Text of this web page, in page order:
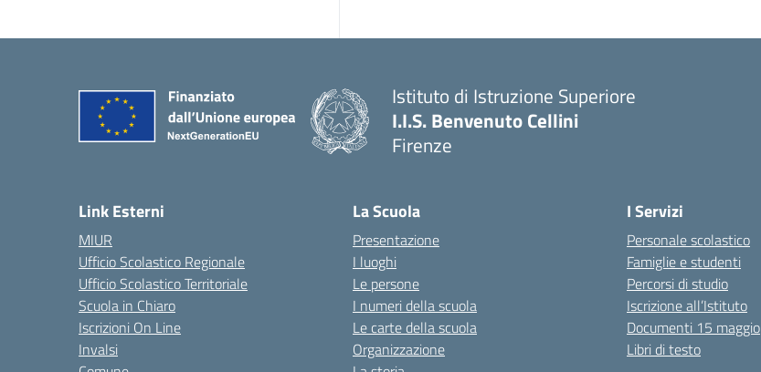
Istituto di Istruzione Superiore
I.I.S. Benvenuto Cellini
Firenze
Link Esterni
MIUR
Ufficio Scolastico Regionale
Ufficio Scolastico Territoriale
Scuola in Chiaro
Iscrizioni On Line
Invalsi
La Scuola
Presentazione
I luoghi
Le persone
I numeri della scuola
Le carte della scuola
Organizzazione
I Servizi
Personale scolastico
Famiglie e studenti
Percorsi di studio
Iscrizione all’Istituto
Documenti 15 maggio
Libri di testo